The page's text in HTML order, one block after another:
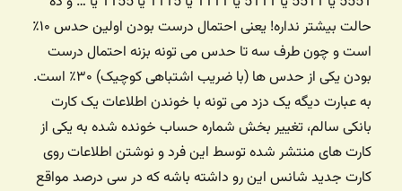
حالت بیشتر نداره! یعنی احتمال درست بودن اولین حدس ۱۰٪
است و چون طرف سه تا حدس می تونه بزنه احتمال درست
بودن یکی از حدس ها (با ضریب اشتباهی کوچیک) ۳۰٪ است.
به عبارت دیگه یک دزد می تونه با خوندن اطلاعات یک کارت
بانکی سالم، تغییر بخش شماره حساب خونده شده به یکی از
کارت های منتشر شده توسط این فرد و نوشتن اطلاعات روی
کارت جدید شانس این رو داشته باشه که در سی درصد مواقع